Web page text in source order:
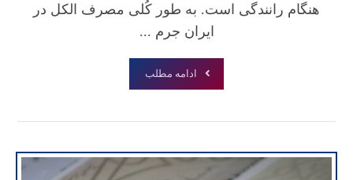
هنگام رانندگی است. به طور کُلی مصرف الکل در
ایران جرم ...
ادامه مطلب